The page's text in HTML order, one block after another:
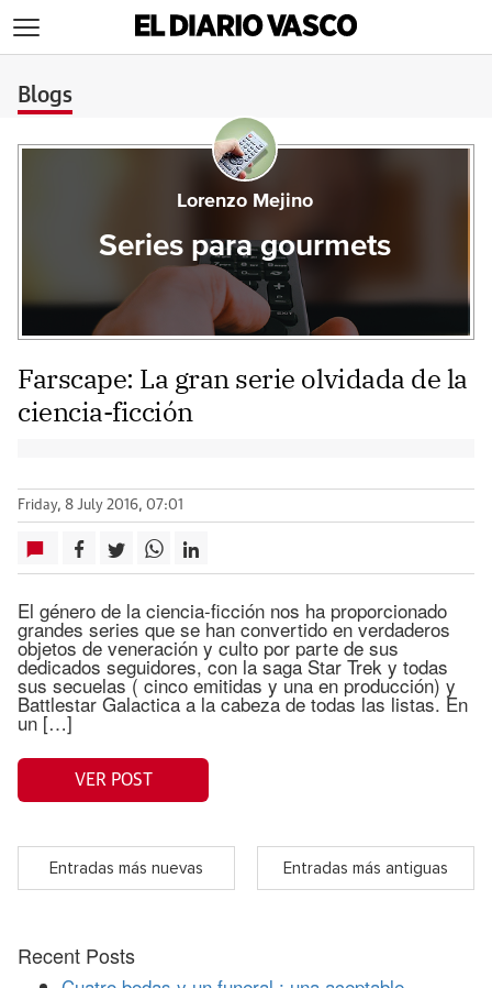
Blogs
Lorenzo Mejino
Series para gourmets
Farscape: La gran serie olvidada de la
ciencia-ficción
Friday, 8 July 2016, 07:01
El género de la ciencia-ficción nos ha proporcionado
grandes series que se han convertido en verdaderos
objetos de veneración y culto por parte de sus
dedicados seguidores, con la saga Star Trek y todas
sus secuelas ( cinco emitidas y una en producción) y
Battlestar Galactica a la cabeza de todas las listas. En
un […]
VER POST
Entradas más nuevas Entradas más antiguas
Recent Posts